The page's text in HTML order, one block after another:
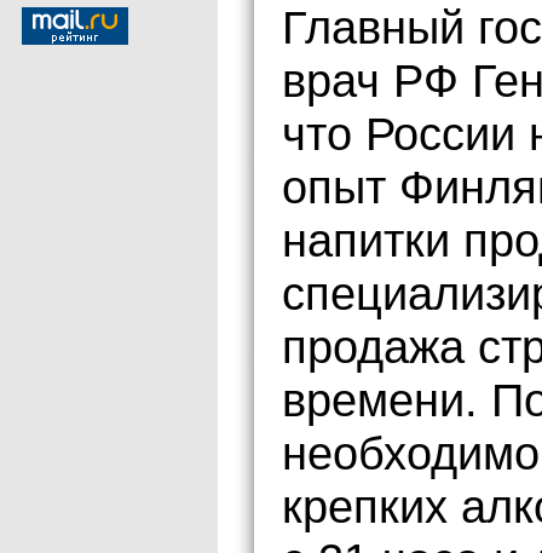
Главный
врач РФ
что России
опыт
напитки
продажа
времени.
крепких